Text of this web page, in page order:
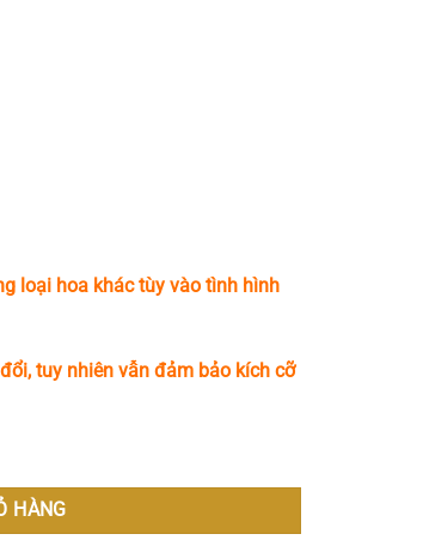
loại hoa khác tùy vào tình hình
tuy nhiên vẫn đảm bảo kích cỡ
HÀNG